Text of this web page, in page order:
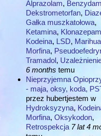
Alprazolam,
Dekstrometorfan,
Gałka muszkatołowa,
Ketamina, Klonazepam
Kodeina, LSD,
Morfina,
Tramadol,
6 months temu
Nieprzyjemna
- maja, oksy, koda,
przez hubertjestem w
Hydroksyzyna,
Morfina, Oksykodon,
Retrospekcja 7 lat 4